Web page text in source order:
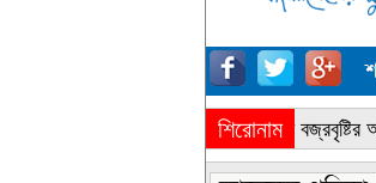
শিরোনাম
« সারাদেশে